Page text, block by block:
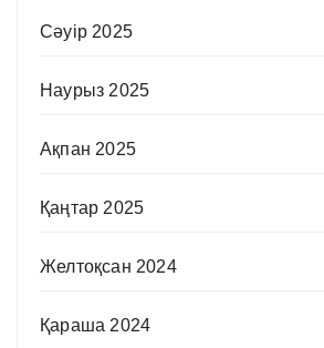
Сәуір 2025
Наурыз 2025
Ақпан 2025
Қаңтар 2025
Желтоқсан 2024
Қараша 2024